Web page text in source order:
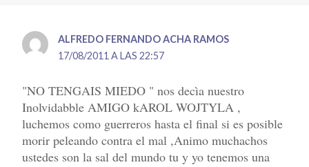
ALFREDO FERNANDO ACHA RAMOS
17/08/2011 A LAS 22:57
"NO TENGAIS MIEDO " nos decìa nuestro
Inolvidabble AMIGO kAROL WOJTYLA ,
luchemos como guerreros hasta el final si es posible
morir peleando contra el mal ,Animo muchachos
ustedes son la sal del mundo tu y yo tenemos una